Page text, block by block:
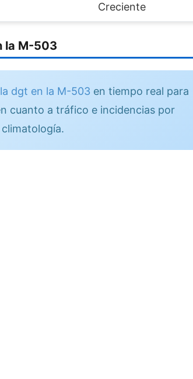
Creciente
la M-503
dgt en la M-503 en tiempo real para
cuanto a tráfico e incidencias por